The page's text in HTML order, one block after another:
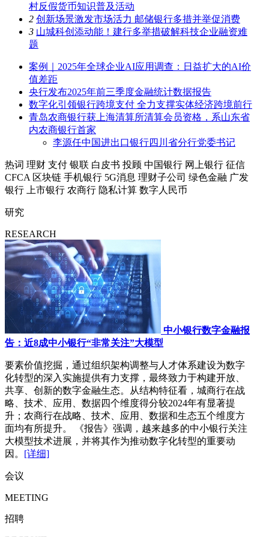
村反假货币知识普及活动
2 创新场景激发市场活力 邮储银行多措并举促消费
3 山城科创添动能！建行多举措破解科技企业融资难
题
案例｜2025年全球企业AI应用调查：日益扩大的AI价
值差距
央行发布2025年前三季度金融统计数据报告
数字化引领银行跨境支付 全力支撑实体经济跨境前行
青岛农商银行获上海清算所清算会员资格，系山东省
内农商银行首家
李源任中国进出口银行四川省分行党委书记
热词 理财 支付 银联 白皮书 投顾 中国银行 网上银行 征信
CFCA 区块链 手机银行 5G消息 理财子公司 绿色金融 广发
银行
上市银行 农商行 隐私计算 数字人民币
研究
RESEARCH
中小银行数字金融报
告：近8成中小银行“非常关注”大模型
要素价值挖掘，通过组织架构调整与人才体系建设为数字
化转型的深入实施提供有力支撑，最终致力于构建开放、
共享、创新的数字金融生态。从结构特征看，城商行在战
略、技术、应用、数据四个维度得分较2024年有显著提
升；农商行在战略、技术、应用、数据和生态五个维度方
面均有所提升。 《报告》强调，越来越多的中小银行关注
大模型技术进展，并将其作为推动数字化转型的重要动
因。 [详细]
会议
MEETING
招聘